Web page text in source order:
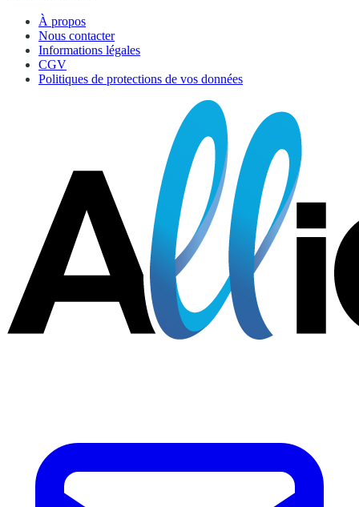
À propos
Nous contacter
Informations légales
CGV
Politiques de protections de vos données